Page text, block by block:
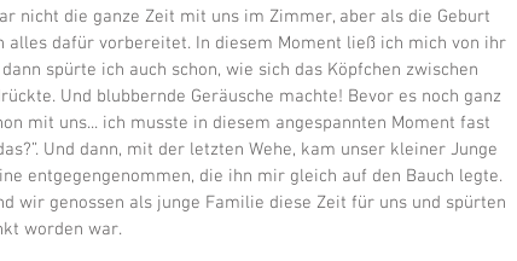
nicht die ganze Zeit mit uns im Zimmer, aber als die Geburt
alles dafür vorbereitet. In diesem Moment ließ ich mich von ihr
spürte ich auch schon, wie sich das Köpfchen zwischen
Und blubbernde Geräusche machte! Bevor es noch ganz
mit uns... ich musste in diesem angespannten Moment fast
Und dann, mit der letzten Wehe, kam unser kleiner Junge
entgegengenommen, die ihn mir gleich auf den Bauch legte.
wir genossen als junge Familie diese Zeit für uns und spürten
worden war.